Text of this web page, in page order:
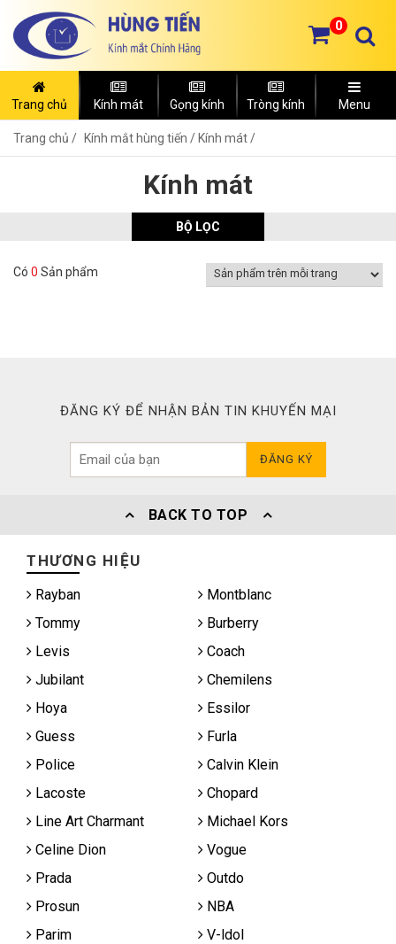
0
Trang chủ Kính mát Gọng kính Tròng kính Menu
Trang chủ Kính mắt hùng tiến / Kính mát /
Kính mát
BỘ LỌC
Có 0 Sản phẩm
ĐĂNG KÝ ĐỂ NHẬN BẢN TIN KHUYẾN MẠI
ĐĂNG KÝ
BACK TO TOP
THƯƠNG HIỆU
Rayban
Montblanc
Tommy
Burberry
Levis
Coach
Jubilant
Chemilens
Hoya
Essilor
Guess
Furla
Police
Calvin Klein
Lacoste
Chopard
Line Art Charmant
Michael Kors
Celine Dion
Vogue
Prada
Outdo
Prosun
NBA
Parim
V-ldol